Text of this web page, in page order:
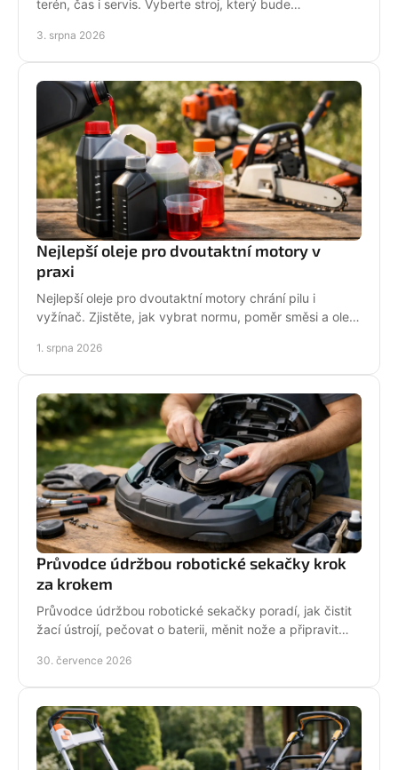
terén, čas i servis. Vyberte stroj, který bude
sezónu.
3. srpna 2026
Nejlepší oleje pro dvoutaktní motory v
praxi
Nejlepší oleje pro dvoutaktní motory chrání pilu i
vyžínač. Zjistěte, jak vybrat normu, poměr směsi a olej
1. srpna 2026
Průvodce údržbou robotické sekačky krok
za krokem
Průvodce údržbou robotické sekačky poradí, jak čistit
žací ústrojí, pečovat o baterii, měnit nože a připravit
30. července 2026